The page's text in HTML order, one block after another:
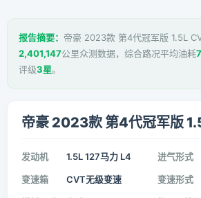
报告摘要： 帝豪 2023款 第4代冠军版 1.5L
2,401,147公里众测数据，综合路况平均油耗
评级3星。
帝豪 2023款 第4代冠军版
发动机 1.5L 127马力 L4 进气形式
变速箱 CVT无级变速 变速形式